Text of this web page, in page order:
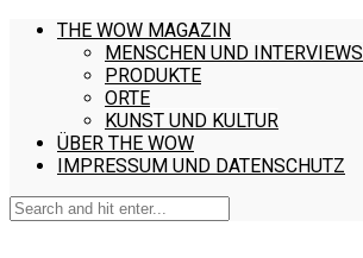
THE WOW MAGAZIN
MENSCHEN UND INTERVIEWS
PRODUKTE
ORTE
KUNST UND KULTUR
ÜBER THE WOW
IMPRESSUM UND DATENSCHUTZ